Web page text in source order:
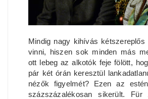
Mindig nagy kihívás kétszereplős
vinni, hiszen sok minden más
ott lebeg az alkotók feje fölött,
pár két órán keresztül
nézők figyelmét? Ezen az
százszázalékosan sikerült. Für